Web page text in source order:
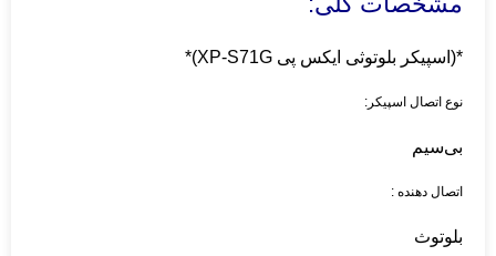
*(اسپیکر بلوتوثی ایکس پی XP-S71G)*
نوع اتصال اسپیکر:
بی‌سیم
اتصال دهنده :
بلوتوث